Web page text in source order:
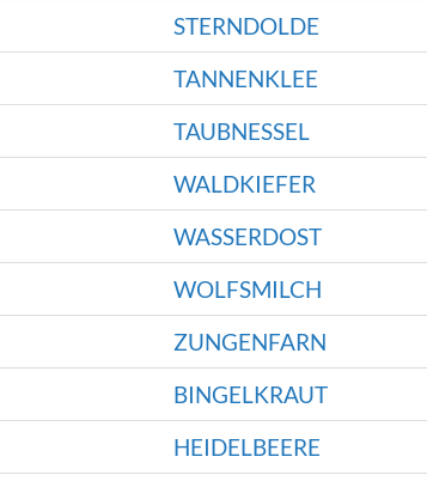
STERNDOLDE
TANNENKLEE
TAUBNESSEL
WALDKIEFER
WASSERDOST
WOLFSMILCH
ZUNGENFARN
BINGELKRAUT
HEIDELBEERE